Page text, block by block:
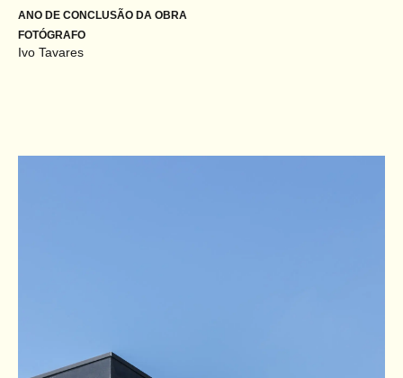
ANO DE CONCLUSÃO DA OBRA
FOTÓGRAFO
Ivo Tavares